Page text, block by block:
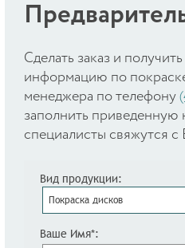
Cделать заказ и
информацию по
менеджера по телефону
заполнить
специалисты свяжутся с
Вид продукции:
Покраска дисков
Ваше Имя*: